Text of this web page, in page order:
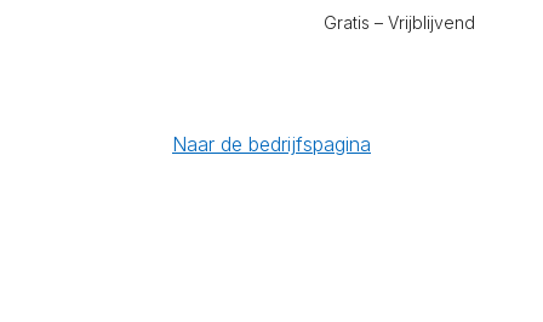
Gratis – Vrijblijvend
Naar de bedrijfspagina